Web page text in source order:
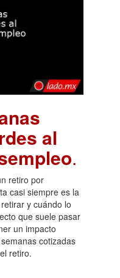
al
.
retiro por
casi siempre es la
y cuándo lo
que suele pasar
un impacto
cotizadas
retiro.